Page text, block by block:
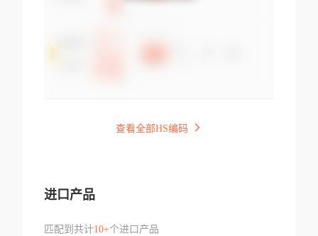
查看全部HS编码
进口产品
匹配到共计10+个进口产品